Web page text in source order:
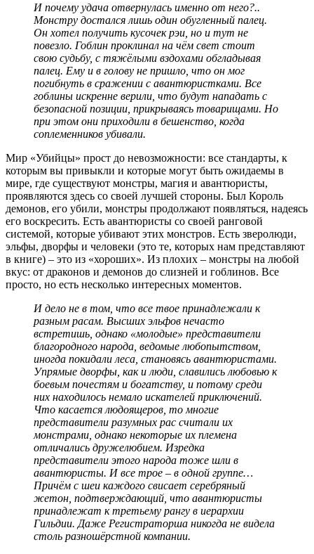
И почему удача отвернулась именно от него?..
Монстру достался лишь один обугленный палец.
Он хотел получить кусочек рэи, но и тут не
повезло. Гоблин проклинал на чём свет стоит
свою судьбу, с тяжёлыми вздохами обгладывая
палец. Ему и в голову не пришло, что он мог
погибнуть в сражении с авантюристками. Все
гоблины искренне верили, что будут нападать с
безопасной позиции, прикрываясь товарищами. Но
при этом они приходили в бешенство, когда
соплеменников убивали.
Мир «Убийцы» прост до невозможности: все стандарты, к
которым вы привыкли и которые могут быть ожидаемы в
мире, где существуют монстры, магия и авантюристы,
проявляются здесь со своей лучшей стороны. Был Король
демонов, его убили, монстры продолжают появляться, надеясь
его воскресить. Есть авантюристы со своей ранговой
системой, которые убивают этих монстров. Есть зверолюди,
эльфы, дворфы и человеки (это те, которых нам представляют
в книге) – это из «хороших». Из плохих – монстры на любой
вкус: от драконов и демонов до слизней и гоблинов. Все
просто, но есть несколько интересных моментов.
И дело не в том, что все твое принадлежали к
разным расам. Высших эльфов нечасто
встретишь, однако «молодые» представители
благородного народа, ведомые любопытством,
иногда покидали леса, становясь авантюристами.
Упрямые дворфы, как и люди, славились любовью к
боевым почестям и богатству, и потому среди
них находилось немало искателей приключений.
Что касается людоящеров, то многие
представители разумных рас считали их
монстрами, однако некоторые их племена
отличались дружелюбием. Изредка
представители этого народа тоже шли в
авантюристы. И все трое – в одной группе…
Причём с шеи каждого свисает серебряный
жетон, подтверждающий, что авантюристы
принадлежат к третьему рангу в иерархии
Гильдии. Даже Регистраторша никогда не видела
столь разношёрстной компании.